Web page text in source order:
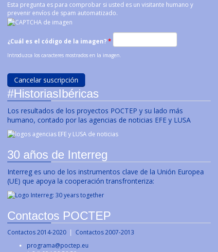
Esta pregunta es para comprobar si usted es un visitante humano y
prevenir envíos de spam automatizado.
¿Cuál es el código de la imagen?*
Introduzca los caracteres mostrados en la imagen.
#HistoriasIbéricas
Los resultados de los proyectos POCTEP y su lado más
humano, contado por las agencias de noticias EFE y LUSA
30 años de Interreg
Interreg es uno de los instrumentos clave de la Unión Europea
(UE) que apoya la cooperación transfronteriza:
Contactos POCTEP
Contactos 2014-2020 | Contactos 2007-2013
programa@poctep.eu